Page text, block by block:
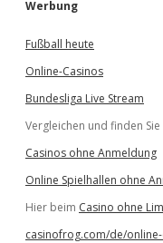
Werbung
Fußball heute
Online-Casinos
Bundesliga Live Stream
Vergleichen und finden
Casinos ohne Anmeldung
Online Spielhallen ohne
Hier beim Casino ohne
casinofrog.com/de/